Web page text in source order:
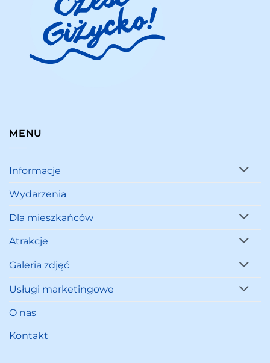
MENU
Informacje
Wydarzenia
Dla mieszkańców
Atrakcje
Galeria zdjęć
Usługi marketingowe
O nas
Kontakt